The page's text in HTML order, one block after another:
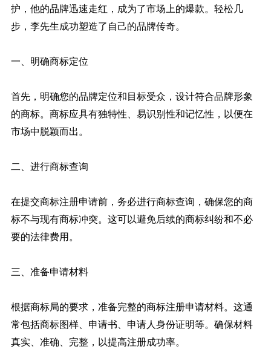
护，他的品牌迅速走红，成为了市场上的爆款。轻松几
步，李先生成功塑造了自己的品牌传奇。
一、明确商标定位
首先，明确您的品牌定位和目标受众，设计符合品牌形象
的商标。商标应具有独特性、易识别性和记忆性，以便在
市场中脱颖而出。
二、进行商标查询
在提交商标注册申请前，务必进行商标查询，确保您的商
标不与现有商标冲突。这可以避免后续的商标纠纷和不必
要的法律费用。
三、准备申请材料
根据商标局的要求，准备完整的商标注册申请材料。这通
常包括商标图样、申请书、申请人身份证明等。确保材料
真实、准确、完整，以提高注册成功率。